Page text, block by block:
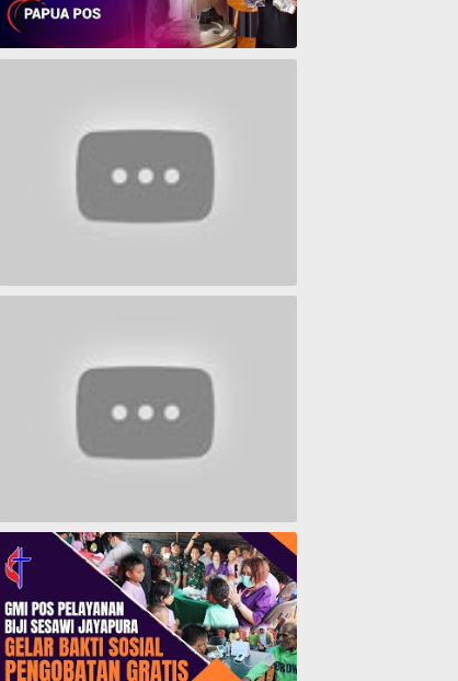
Polresta Jayapura Berhasil ungkap jaringan peredaran shabu terbesar
Lagu Timur yang Paling 2022
Lagu Rohani Tanpa Iklan - Lagu Pujian dan Penyembahan Paskah 2022